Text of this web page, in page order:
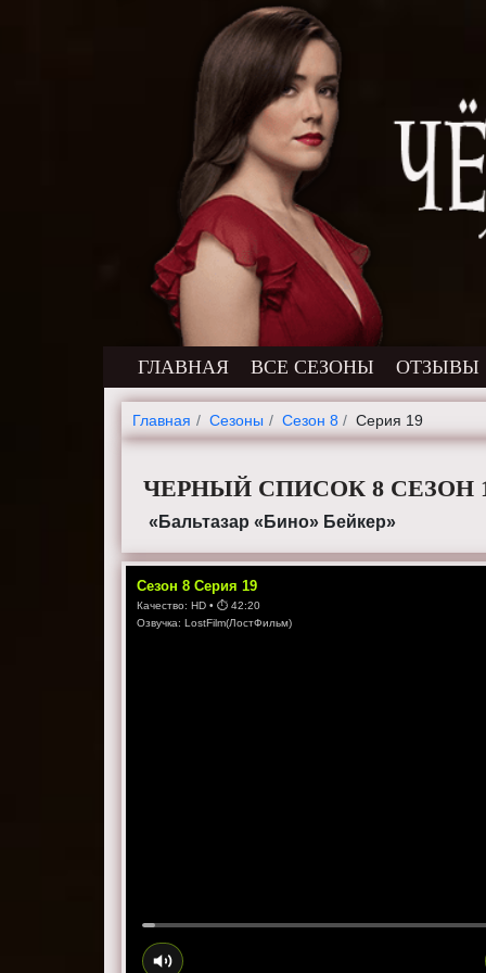
ГЛАВНАЯ ВСЕ СЕЗОНЫ ОТЗЫВЫ
Главная Cезоны Сезон 8 Серия 19
ЧЕРНЫЙ СПИСОК 8 СЕЗОН
«Бальтазар «Бино» Бейкер»
Сезон8 Серия19
Качество:HD • ⏱42:20
Озвучка:LostFilm(ЛостФильм)